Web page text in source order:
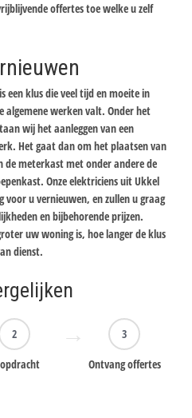
offertes toe welke u zelf
een klus die veel tijd en moeite in
algemene werken valt. Onder het
wij het aanleggen van een
Het gaat dan om het plaatsen van
de meterkast met onder andere de
Onze elektriciens uit Ukkel
u vernieuwen, en zullen u graag
en bijbehorende prijzen.
uw woning is, hoe langer de klus
dienst.
2
opdracht
3
Ontvang offertes